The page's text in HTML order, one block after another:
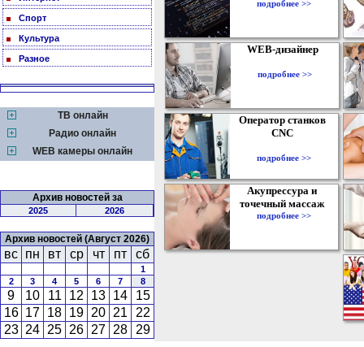
Спорт
Культура
Разное
ТВ онлайн
Радио онлайн
WEB камеры онлайн
Архив новостей за
2025 2026
Архив новостей (Август 2026)
вс пн вт ср чт пт сб
1
2
3 4 5 6 7 8
9 10 11 12 13 14
15
16 17 18 19 20 21
22
23 24 25 26 27 28 29
подробнее >>
WEB-дизайнер
подробнее >>
Оператор станков
CNC
подробнее >>
Акупрессура и
точечный массаж
подробнее >>